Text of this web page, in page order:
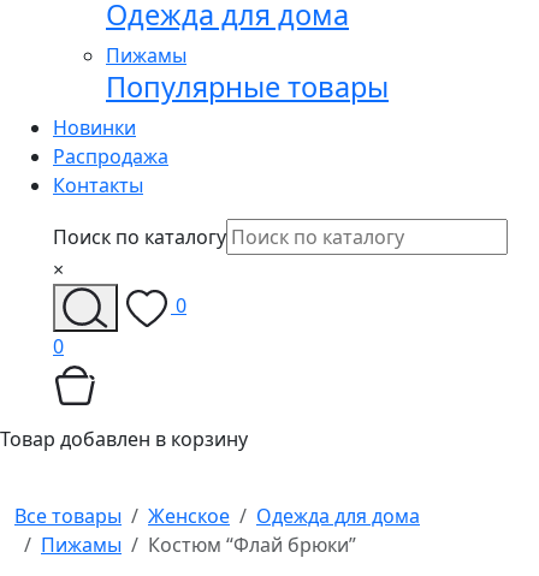
Одежда для дома
Пижамы
Популярные товары
Новинки
Распродажа
Контакты
Поиск по каталогу
×
0
0
Товар добавлен в корзину
Все товары Женское
Одежда для дома
Пижамы
Костюм “Флай брюки”